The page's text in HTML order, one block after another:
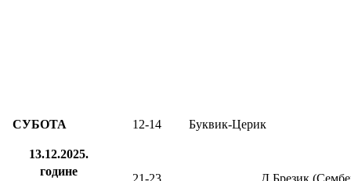
СУБОТА
13.12.2025.
године
12-14 Буквик-Церик
21-23 Д.Брезик